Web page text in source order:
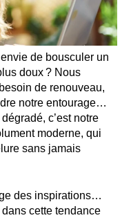
de bousculer un
doux ? Nous
de renouveau,
notre entourage…
c’est notre
moderne, qui
sans jamais
des inspirations…
cette tendance